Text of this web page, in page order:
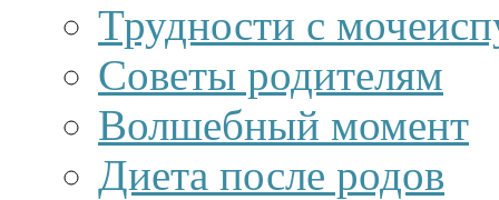
Трудности с
Советы родителям
Волшебный момент
Диета после родов